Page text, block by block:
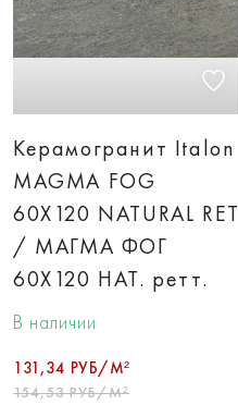
Керамогранит Italon
MAGMA FOG
60X120 NATURAL RET
/ МАГМА ФОГ
60X120 НАТ. ретт.
В наличии
131,34 РУБ/М²
154,53 РУБ/М²